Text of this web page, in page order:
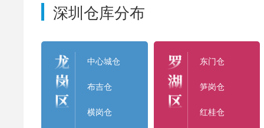
深圳仓库分布
中心城仓
布吉仓
横岗仓
东门仓
笋岗仓
红桂仓